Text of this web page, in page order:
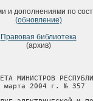
и дополнениями по
(обновление)
Правовая библиотека
(архив)
МИНИСТРОВ
марта 2004 г. № 357